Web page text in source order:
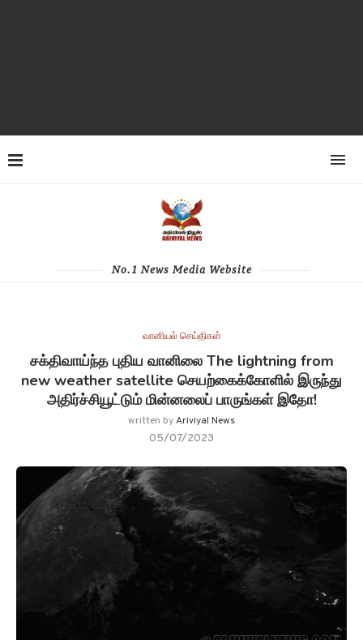
No.1 News Media Website
வானியல் செய்திகள்
சக்திவாய்ந்த புதிய வானிலை The lightning from
new weather satellite செயற்கைக்கோளில் இருந்து
அதிர்ச்சியூட்டும் மின்னலைப் பாருங்கள் இதோ!
written byAriviyal News
05/07/2023